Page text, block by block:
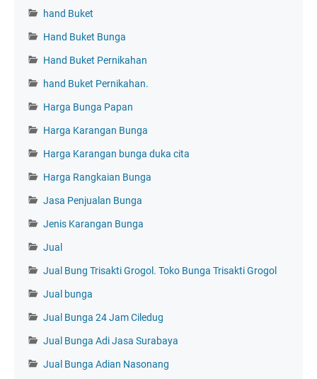
hand Buket
Hand Buket Bunga
Hand Buket Pernikahan
hand Buket Pernikahan.
Harga Bunga Papan
Harga Karangan Bunga
Harga Karangan bunga duka cita
Harga Rangkaian Bunga
Jasa Penjualan Bunga
Jenis Karangan Bunga
Jual
Jual Bung Trisakti Grogol. Toko Bunga Trisakti Grogol
Jual bunga
Jual Bunga 24 Jam Ciledug
Jual Bunga Adi Jasa Surabaya
Jual Bunga Adian Nasonang